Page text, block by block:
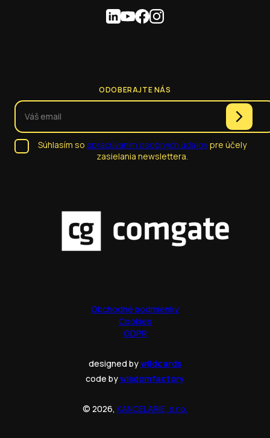
ODOBERAJTE NÁS
Súhlasím so spracúvaním osobných údajovpre účely
zasielania newslettera.
Obchodné podmienky
Cookies
GDPR
designed bywildcards
code bywisdomfactory
© 2026, KANCELARIE, s.r.o.